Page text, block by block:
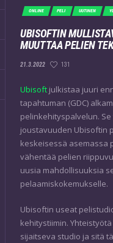
ONLINE PELI UUTINEN
UBISOFTIN
MUUTTAA PELIEN
21.3.2022 131
Ubisoft julkistaa juuri
tapahtuman (GDC)
pelinkehityspalvelun.
joustavuuden Ubisoftin
keskeisessä asemassa
vähentää pelien
uusia mahdollisuuksia
pelaamiskokemukselle.
Ubisoftin useat
kehitystiimin.
sijaitseva studio ja sitä